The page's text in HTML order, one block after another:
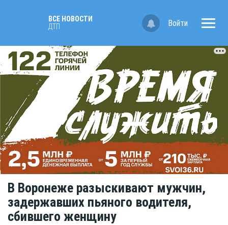
ВСЕ НОВОСТИ
ДТП
Войти
В Воронеже разыскивают мужчин,
задержавших пьяного водителя,
сбившего женщину